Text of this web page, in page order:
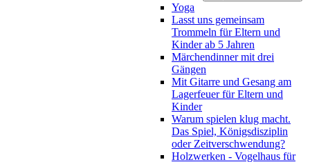
Yoga
Lasst uns gemeinsam
Trommeln für Eltern und
Kinder ab 5 Jahren
Märchendinner mit drei
Gängen
Mit Gitarre und Gesang am
Lagerfeuer für Eltern und
Kinder
Warum spielen klug macht.
Das Spiel, Königsdisziplin
oder Zeitverschwendung?
Holzwerken - Vogelhaus für